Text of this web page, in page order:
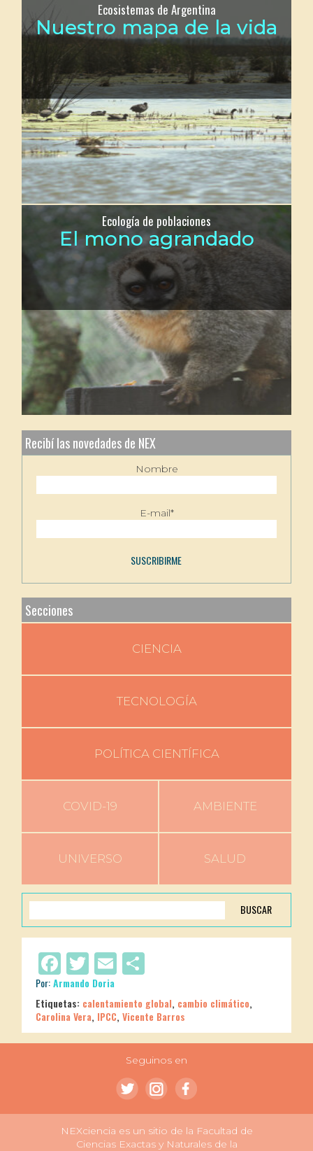
Ecosistemas de Argentina
Nuestro mapa de la vida
Ecología de poblaciones
El mono agrandado
Recibí las novedades de NEX
Nombre
E-mail*
Secciones
CIENCIA
TECNOLOGÍA
POLÍTICA CIENTÍFICA
COVID-19 AMBIENTE
UNIVERSO SALUD
BUSCAR
Facebook
Twitter
Email
Por: Armando Doria
Etiquetas: calentamiento global, cambio climático,
Carolina Vera, IPCC,Vicente Barros
Seguinos en
NEXciencia es un sitio de la Facultad de
Ciencias Exactas y Naturales de la